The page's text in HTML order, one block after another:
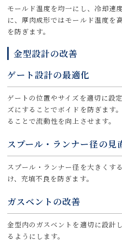
モールド温度を均一にし、冷却速
に、厚肉成形ではモールド温度を
を防ぎます。
金型設計の改善
ゲート設計の最適化
ゲートの位置やサイズを適切に設
ズにすることでボイドを防ぎます
ることで流動性を向上させます。
スプール・ランナー径の見
スプール・ランナー径を大きくす
け、充填不良を防ぎます。
ガスベントの改善
金型内のガスベントを適切に設計
るようにします。